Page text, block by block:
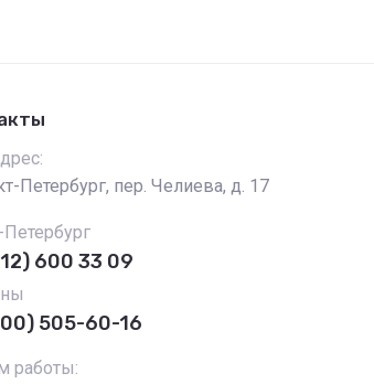
Петербург, пер. Челиева, д. 17
600 33 09
505-60-16
работы: